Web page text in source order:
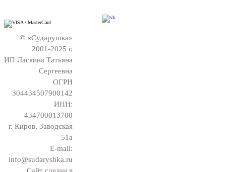
© «Сударушка»
2001-2025 г.
ИП Ласкина Татьяна
Сергеевна
ОГРН
304434507900142
ИНН:
434700013700
г. Киров, Заводская
51а
E-mail:
info@sudaryshka.ru